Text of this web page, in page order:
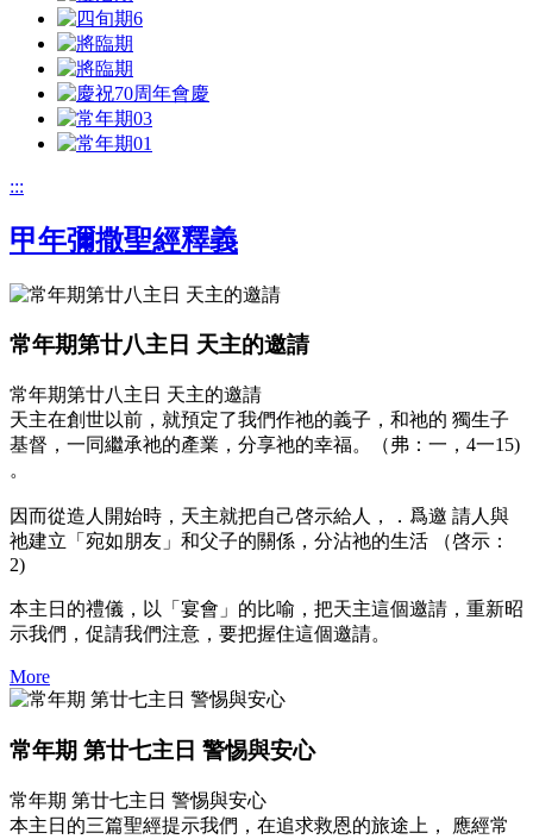
:::
甲年彌撒聖經釋義
常年期第廿八主日 天主的邀請
常年期第廿八主日 天主的邀請
天主在創世以前，就預定了我們作祂的義子，和祂的 獨生子
基督，一同繼承祂的產業，分享祂的幸福。（弗：一，4一15)
。
因而從造人開始時，天主就把自己啓示給人，．爲邀 請人與
祂建立「宛如朋友」和父子的關係，分沾祂的生活 （啓示：
2)
本主日的禮儀，以「宴會」的比喻，把天主這個邀請，重新昭
示我們，促請我們注意，要把握住這個邀請。
More
常年期 第廿七主日 警惕與安心
常年期 第廿七主日 警惕與安心
本主日的三篇聖經提示我們，在追求救恩的旅途上， 應經常